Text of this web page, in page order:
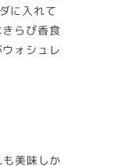
に入れて
らぴ香食
ォシュレ
美味しか